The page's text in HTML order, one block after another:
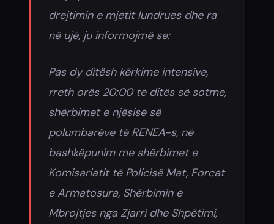
drejtimin e mjetit lundrues dhe ra
në ujë, ju informojmë se:
Pas dy ditësh kërkime intensive,
rreth orës 20:00 të ditës së sotme,
shërbimet e njësisë së
polumbarëve të RENEA-s, në
bashkëpunim me shërbimet e
Komisariatit të Policisë Mat, Forcat
e Armatosura, Shërbimin e
Mbrojtjes nga Zjarri dhe Shpëtimi,